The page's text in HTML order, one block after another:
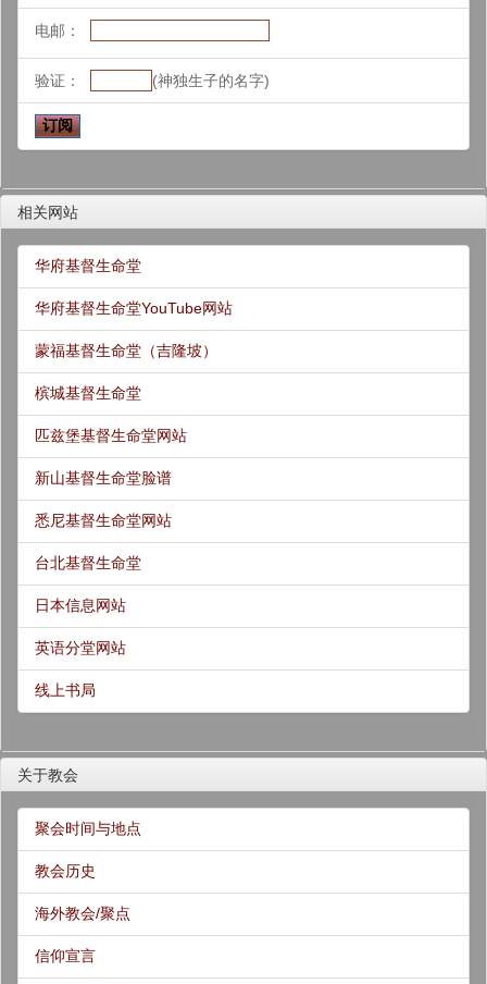
电邮：
验证： (神独生子的名字)
相关网站
华府基督生命堂
华府基督生命堂YouTube网站
蒙福基督生命堂（吉隆坡）
槟城基督生命堂
匹兹堡基督生命堂网站
新山基督生命堂脸谱
悉尼基督生命堂网站
台北基督生命堂
日本信息网站
英语分堂网站
线上书局
关于教会
聚会时间与地点
教会历史
海外教会/聚点
信仰宣言